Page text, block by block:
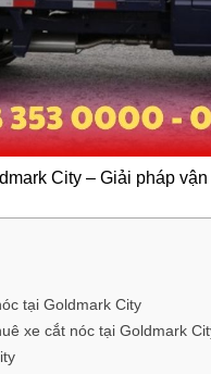
City – Giải pháp
tại Goldmark City
xe cắt nóc tại Goldmark